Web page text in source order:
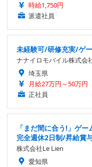
時給1,750円
派遣社員
未経験可/研修充実/ゲ
ナナイロモバイル株式会
埼玉県
月給27万円～50万円
正社員
「まだ間に合う!」ゲ
完全週休2日制/昇給賞
株式会社Le Lien
愛知県